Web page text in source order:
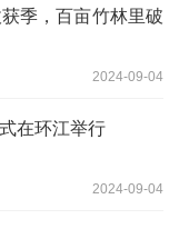
季，百亩竹林里破
2024-09-04
在环江举行
2024-09-04